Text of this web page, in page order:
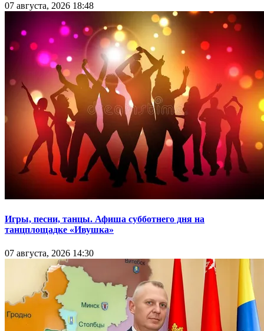
07 августа, 2026 18:48
Игры, песни, танцы. Афиша субботнего дня на
танцплощадке «Ивушка»
07 августа, 2026 14:30